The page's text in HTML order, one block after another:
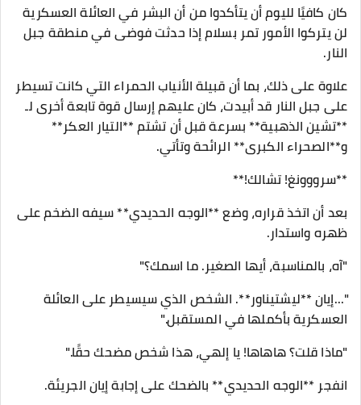
كان كافيًا لليوم أن يتأكدوا من أن البشر في العائلة العسكرية
لن يتركوا الأمور تمر بسلام إذا حدثت فوضى في منطقة جبل
النار.
علاوة على ذلك، بما أن قبيلة الأنياب الحمراء التي كانت تسيطر
على جبل النار قد أبيدت، كان عليهم إرسال قوة تابعة أخرى لـ
**تشين الذهبية** بسرعة قبل أن تشتم **التيار العكر**
و**الصحراء الكبرى** الرائحة وتأتي.
**سرووونغ! تشالك!**
بعد أن اتخذ قراره، وضع **الوجه الحديدي** سيفه الضخم على
ظهره واستدار.
"آه، بالمناسبة، أيها الصغير. ما اسمك؟"
"...إيان **ليشتيناور**. الشخص الذي سيسيطر على العائلة
العسكرية بأكملها في المستقبل."
"ماذا قلت؟ هاهاها! يا إلهي، هذا شخص مضحك حقًا."
انفجر **الوجه الحديدي** بالضحك على إجابة إيان الجريئة.